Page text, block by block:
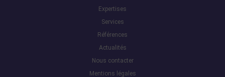
Expertises
Services
Références
Actualités
Nous contacter
Mentions légales